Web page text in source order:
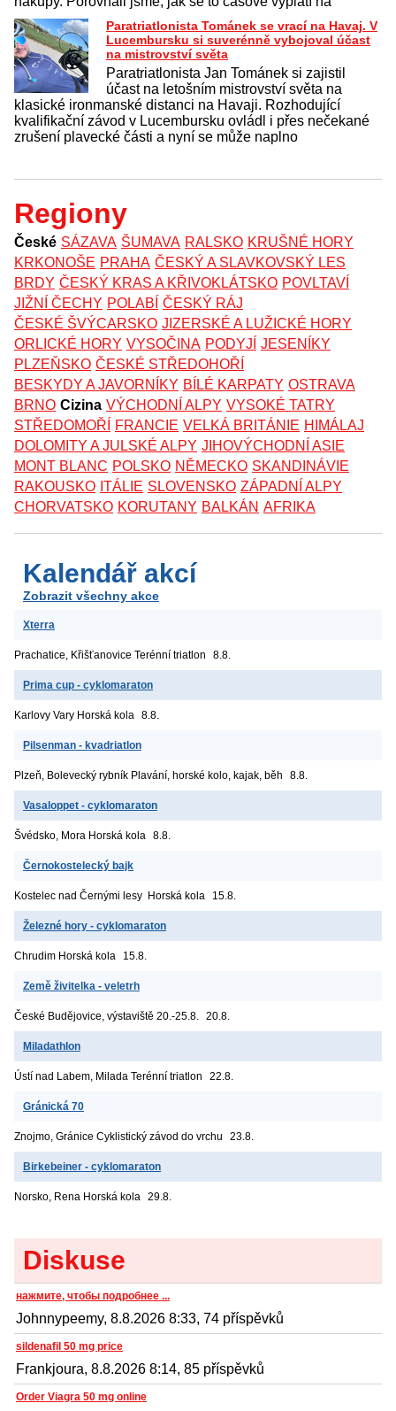
Paratriatlonista Tománek se vrací na Havaj. V
Lucembursku si suverénně vybojoval účast
na mistrovství světa
Paratriatlonista Jan Tománek si zajistil
účast na letošním mistrovství světa na
klasické ironmanské distanci na Havaji. Rozhodující
kvalifikační závod v Lucembursku ovládl i přes nečekané
zrušení plavecké části a nyní se může naplno
Regiony
České SÁZAVA ŠUMAVA RALSKO KRUŠNÉ HORY
KRKONOŠE PRAHA ČESKÝ A SLAVKOVSKÝ LES
BRDY ČESKÝ KRAS A KŘIVOKLÁTSKO POVLTAVÍ
JIŽNÍ ČECHY POLABÍ ČESKÝ RÁJ
ČESKÉ ŠVÝCARSKO JIZERSKÉ A LUŽICKÉ HORY
ORLICKÉ HORY VYSOČINA PODYJÍ JESENÍKY
PLZEŇSKO ČESKÉ STŘEDOHOŘÍ
BESKYDY A JAVORNÍKY BÍLÉ KARPATY OSTRAVA
BRNO Cizina VÝCHODNÍ ALPY VYSOKÉ TATRY
STŘEDOMOŘÍ
FRANCIE VELKÁ BRITÁNIE HIMÁLAJ
DOLOMITY A JULSKÉ ALPY JIHOVÝCHODNÍ ASIE
MONT BLANC POLSKO NĚMECKO SKANDINÁVIE
RAKOUSKO ITÁLIE SLOVENSKO ZÁPADNÍ ALPY
CHORVATSKO KORUTANY BALKÁN AFRIKA
Kalendář akcí
Zobrazit všechny akce
Xterra
Prachatice, Křišťanovice Terénní triatlon 8.8.
Prima cup - cyklomaraton
Karlovy Vary Horská kola 8.8.
Pilsenman - kvadriatlon
Plzeň, Bolevecký rybník Plavání, horské kolo, kajak, běh 8.8.
Vasaloppet - cyklomaraton
Švédsko, Mora Horská kola 8.8.
Černokostelecký bajk
Kostelec nad Černými lesy Horská kola 15.8.
Železné hory - cyklomaraton
Chrudim Horská kola 15.8.
Země živitelka - veletrh
České Budějovice, výstaviště 20.-25.8. 20.8.
Miladathlon
Ústí nad Labem, Milada Terénní triatlon 22.8.
Gránická 70
Znojmo, Gránice Cyklistický závod do vrchu 23.8.
Birkebeiner - cyklomaraton
Norsko, Rena Horská kola 29.8.
Diskuse
нажмите, чтобы подробнее ...
Johnnypeemy, 8.8.2026 8:33, 74 příspěvků
sildenafil 50 mg price
Frankjoura, 8.8.2026 8:14, 85 příspěvků
Order Viagra 50 mg online